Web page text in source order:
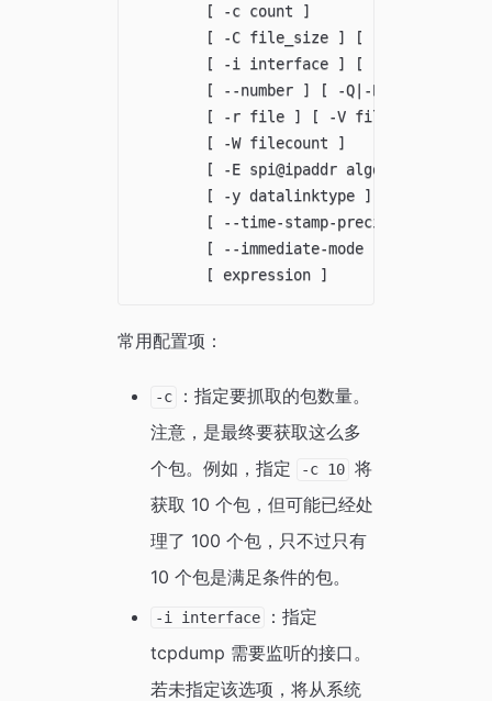
        [ -c count ]
[ -C file_size ] [ -G
[ -i interface ] [ -j
[ --number ] [ -Q|-P
[ -r file ] [ -V file ] [ -s
        [ -W filecount ]
[ -E spi@ipaddr algo:secret,...
[ -y datalinktype ] [ -z
[ --time-stamp-
[ --immediate-mode ] [ --version
常用配置项：
-c
：指定要抓取的包数量。
注意，是最终要获取这么多
个包。例如，指定
-c 10 将
获取 10 个包，但可能已经处
理了 100 个包，只不过只有
10 个包是满足条件的包。
-i interface
：指定
tcpdump 需要监听的接口。
若未指定该选项，将从系统